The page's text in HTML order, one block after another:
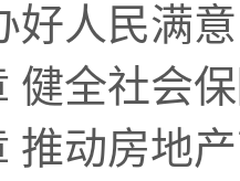
好人民满
健全社会
推动房地